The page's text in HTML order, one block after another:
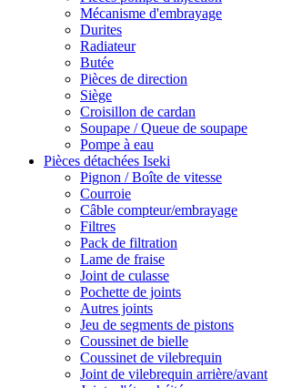
Mécanisme d'embrayage
Durites
Radiateur
Butée
Pièces de direction
Siège
Croisillon de cardan
Soupape / Queue de soupape
Pompe à eau
Pièces détachées Iseki
Pignon / Boîte de vitesse
Courroie
Câble compteur/embrayage
Filtres
Pack de filtration
Lame de fraise
Joint de culasse
Pochette de joints
Autres joints
Jeu de segments de pistons
Coussinet de bielle
Coussinet de vilebrequin
Joint de vilebrequin arrière/avant